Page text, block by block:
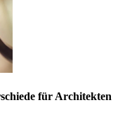
für Architekten